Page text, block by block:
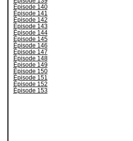
Épisode 140
Épisode 141
Épisode 142
Épisode 143
Épisode 144
Épisode 145
Épisode 146
Épisode 147
Épisode 148
Épisode 149
Épisode 150
Épisode 151
Épisode 152
Épisode 153